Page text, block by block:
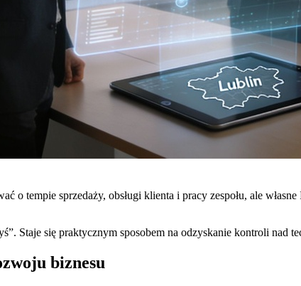
o tempie sprzedaży, obsługi klienta i pracy zespołu, ale
Staje się praktycznym sposobem na odzyskanie kontroli nad
biznesu